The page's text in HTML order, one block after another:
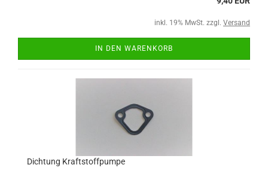
inkl. 19% MwSt. zzgl. Versand
IN DEN WARENKORB
Dichtung Kraftstoffpumpe